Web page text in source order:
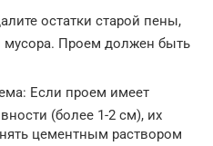
остатки старой пены,
мусора. Проем должен быть
Если проем имеет
(более 1-2 см), их
цементным раствором